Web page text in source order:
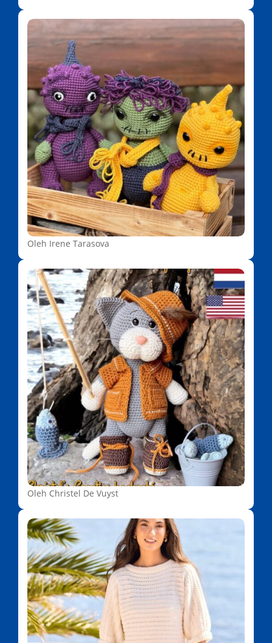
Oleh Irene Tarasova
Oleh Christel De Vuyst